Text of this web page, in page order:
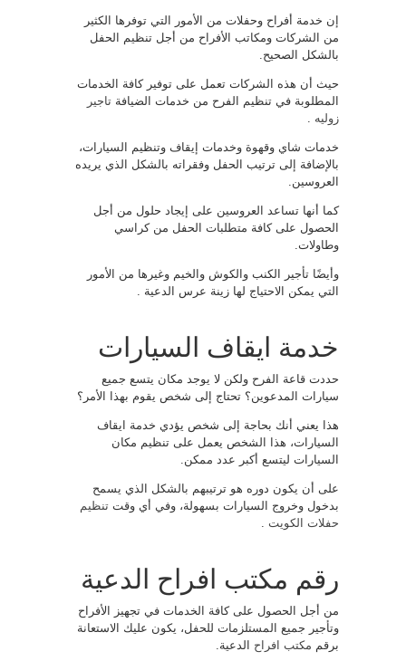
إن خدمة أفراح وحفلات من الأمور التي توفرها الكثير
من الشركات ومكاتب الأفراح من أجل تنظيم الحفل
بالشكل الصحيح.
حيث أن هذه الشركات تعمل على توفير كافة الخدمات
المطلوبة في تنظيم الفرح من خدمات الضيافة تاجير
زوليه
خدمات شاي وقهوة وخدمات إيقاف وتنظيم السيارات،
بالإضافة إلى ترتيب الحفل وفقراته بالشكل الذي يريده
العروسين.
كما أنها تساعد العروسين على إيجاد حلول من أجل
الحصول على كافة متطلبات الحفل من كراسي
وطاولات.
وأيضًا تأجير الكنب والكوش والخيم وغيرها من الأمور
التي يمكن الاحتياج لها زينة عرس الدعية .
خدمة ايقاف السيارات
حددت قاعة الفرح ولكن لا يوجد مكان يتسع جميع
سيارات المدعوين؟ تحتاج إلى شخص يقوم بهذا الأمر؟
هذا يعني أنك بحاجة إلى شخص يؤدي خدمة ايقاف
السيارات، هذا الشخص يعمل على تنظيم مكان
السيارات ليتسع أكبر عدد ممكن.
على أن يكون دوره هو ترتيبهم بالشكل الذي يسمح
بدخول وخروج السيارات بسهولة، وفي أي وقت تنظيم
حفلات الكويت
رقم مكتب افراح الدعية
من أجل الحصول على كافة الخدمات في تجهيز الأفراح
وتأجير جميع المستلزمات للحفل، يكون عليك الاستعانة
برقم مكتب افراح الدعية.